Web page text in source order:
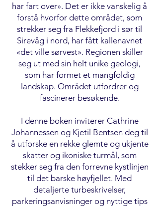
har fart over». Det er ikke vanskelig å
forstå hvorfor dette området, som
strekker seg fra Flekkefjord i sør til
Sirevåg i nord, har fått kallenavnet
«det ville sørvest». Regionen skiller
seg ut med sin helt unike geologi,
som har formet et mangfoldig
landskap. Området utfordrer og
fascinerer besøkende.
I denne boken inviterer Cathrine
Johannessen og Kjetil Bentsen deg til
å utforske en rekke glemte og ukjente
skatter og ikoniske turmål, som
stekker seg fra den forrevne kystlinjen
til det barske høyfjellet. Med
detaljerte turbeskrivelser,
parkeringsanvisninger og nyttige tips